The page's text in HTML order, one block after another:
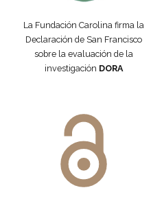
La Fundación Carolina firma la
Declaración de San Francisco
sobre la evaluación de la
investigación DORA